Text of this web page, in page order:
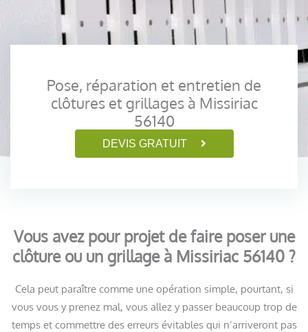
Pose, réparation et entretien de
clôtures et grillages à Missiriac
56140
DEVIS GRATUIT
Vous avez pour projet de faire poser une
clôture ou un grillage à Missiriac 56140 ?
Cela peut paraître comme une opération simple, pourtant, si
vous vous y prenez mal, vous allez y passer beaucoup trop de
temps et commettre des erreurs évitables qui n’arriveront pas